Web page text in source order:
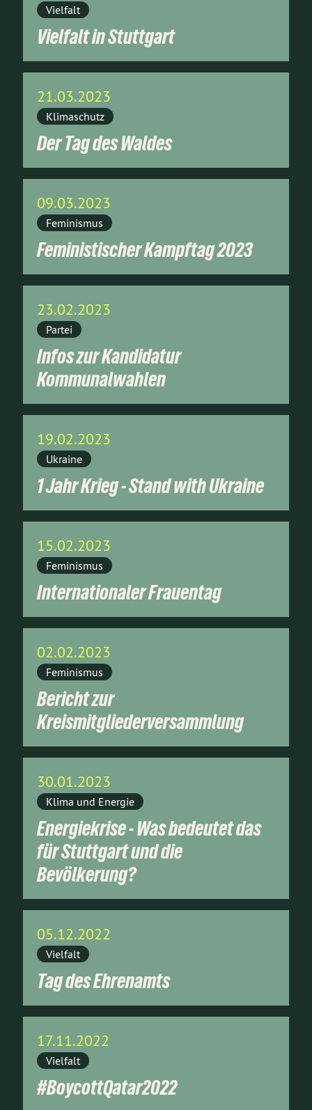
Vielfalt
Vielfalt in Stuttgart
21.03.2023
Klimaschutz
Der Tag des Waldes
09.03.2023
Feminismus
Feministischer Kampftag 2023
23.02.2023
Partei
Infos zur Kandidatur
Kommunalwahlen
19.02.2023
Ukraine
1 Jahr Krieg - Stand with Ukraine
15.02.2023
Feminismus
Internationaler Frauentag
02.02.2023
Feminismus
Bericht zur
Kreismitgliederversammlung
30.01.2023
Klima und Energie
Energiekrise - Was bedeutet das
für Stuttgart und die
Bevölkerung?
05.12.2022
Vielfalt
Tag des Ehrenamts
17.11.2022
Vielfalt
#BoycottQatar2022